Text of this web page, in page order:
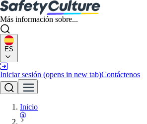
Más información sobre...
ES
Iniciar sesión (opens in new tab)Contáctenos
Inicio